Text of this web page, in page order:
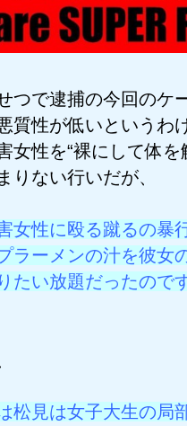
つで逮捕の今回のケ
質性が低いというわ
女性を“裸にして体を
りない行いだが、
女性に殴る蹴るの暴
ラーメンの汁を彼女
たい放題だったので
松見は女子大生の局